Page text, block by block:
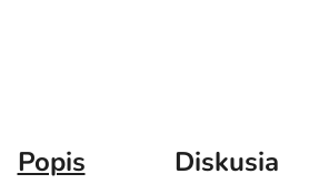
Popis Diskusia